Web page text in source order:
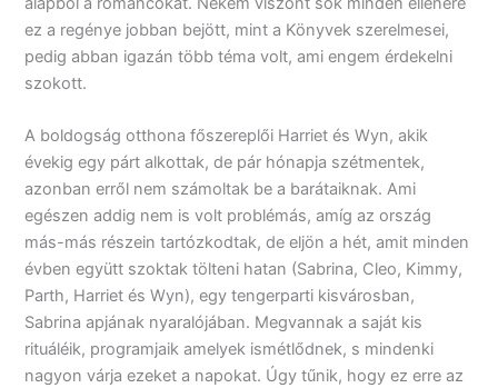
ez a regénye jobban bejött, mint a Könyvek szerelmesei,
pedig abban igazán több téma volt, ami engem érdekelni
szokott.
A boldogság otthona főszereplői Harriet és Wyn, akik
évekig egy párt alkottak, de pár hónapja szétmentek,
azonban erről nem számoltak be a barátaiknak. Ami
egészen addig nem is volt problémás, amíg az ország
más-más részein tartózkodtak, de eljön a hét, amit minden
évben együtt szoktak tölteni hatan (Sabrina, Cleo, Kimmy,
Parth, Harriet és Wyn), egy tengerparti kisvárosban,
Sabrina apjának nyaralójában. Megvannak a saját kis
rituáléik, programjaik amelyek ismétlődnek, s mindenki
nagyon várja ezeket a napokat. Úgy tűnik, hogy ez erre az